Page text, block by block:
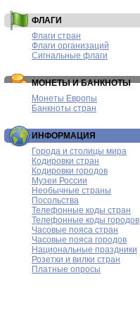
ФЛАГИ
Флаги стран
Флаги организаций
Сигнальные флаги
МОНЕТЫ И БАНКНОТЫ
Монеты Европы
Банкноты стран
ИНФОРМАЦИЯ
Города и столицы мира
Кодировки стран
Кодировки городов
Музеи России
Необычные страны
Посольства
Телефонные коды стран
Телефонные коды городов
Часовые пояса стран
Часовые пояса городов
Национальные праздники
Розетки и вилки стран
Платные опросы